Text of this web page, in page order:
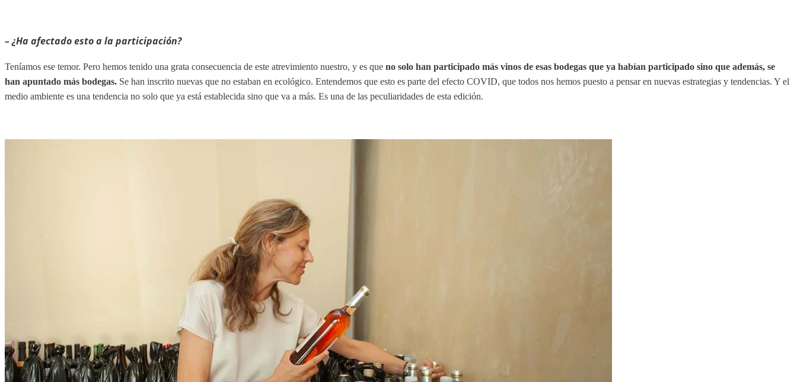
– ¿Ha afectado esto a la participación?
Teníamos ese temor. Pero hemos tenido una grata consecuencia de este atrevimiento nuestro, y es que no solo han participado más vinos de esas bodegas que ya habían participado sino que además, se
han apuntado más bodegas. Se han inscrito nuevas que no estaban en ecológico. Entendemos que esto es parte del efecto COVID, que todos nos hemos puesto a pensar en nuevas estrategias y tendencias. Y el
medio ambiente es una tendencia no solo que ya está establecida sino que va a más. Es una de las peculiaridades de esta edición.